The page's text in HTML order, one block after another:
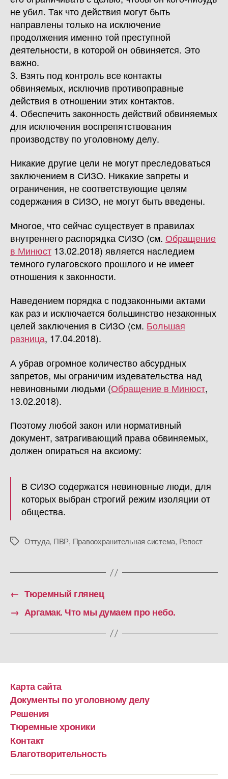
не убил. Так что действия могут быть
направлены только на исключение
продолжения именно той преступной
деятельности, в которой он обвиняется. Это
важно.
3. Взять под контроль все контакты
обвиняемых, исключив противоправные
действия в отношении этих контактов.
4. Обеспечить законность действий обвиняемых
для исключения воспрепятствования
производству по уголовному делу.
Никакие другие цели не могут преследоваться
заключением в СИЗО. Никакие запреты и
ограничения, не соответствующие целям
содержания в СИЗО, не могут быть введены.
Многое, что сейчас существует в правилах
внутреннего распорядка СИЗО (см. Обращение
в Минюст 13.02.2018) является наследием
темного гулаговского прошлого и не имеет
отношения к законности.
Наведением порядка с подзаконными актами
как раз и исключается большинство незаконных
целей заключения в СИЗО (см. Большая
разница, 17.04.2018).
А убрав огромное количество абсурдных
запретов, мы ограничим издевательства над
невиновными людьми (Обращение в Минюст,
13.02.2018).
Поэтому любой закон или нормативный
документ, затрагивающий права обвиняемых,
должен опираться на аксиому:
В СИЗО содержатся невиновные люди, для
которых выбран строгий режим изоляции от
общества.
МеткиОттуда, ПВР, Правоохранительная система, Репост
← Тюремный глянец
→ Аргамак. Что мы думаем про небо.
Карта сайта
Документы по уголовному делу
Решения
Тюремные хроники
Контакт
Благотворительность